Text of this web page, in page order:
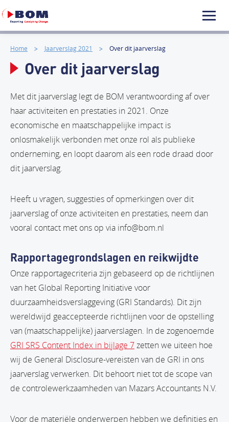
Home Jaarverslag 2021 Over dit jaarverslag
Over dit jaarverslag
Met dit jaarverslag legt de BOM verantwoording af over
haar activiteiten en prestaties in 2021. Onze
economische en maatschappelijke impact is
onlosmakelijk verbonden met onze rol als publieke
onderneming, en loopt daarom als een rode draad door
dit jaarverslag.
Heeft u vragen, suggesties of opmerkingen over dit
jaarverslag of onze activiteiten en prestaties, neem dan
vooral contact met ons op via info@bom.nl
Rapportagegrondslagen en reikwijdte
Onze rapportagecriteria zijn gebaseerd op de richtlijnen
van het Global Reporting Initiative voor
duurzaamheidsverslaggeving (GRI Standards). Dit zijn
wereldwijd geaccepteerde richtlijnen voor de opstelling
van (maatschappelijke) jaarverslagen. In de zogenoemde
GRI SRS Content Index in bijlage 7zetten we uiteen hoe
wij de General Disclosure-vereisten van de GRI in ons
jaarverslag verwerken. Dit behoort niet tot de scope van
de controlewerkzaamheden van Mazars Accountants N.V.
Voor de materiële onderwerpen hebben we definities en